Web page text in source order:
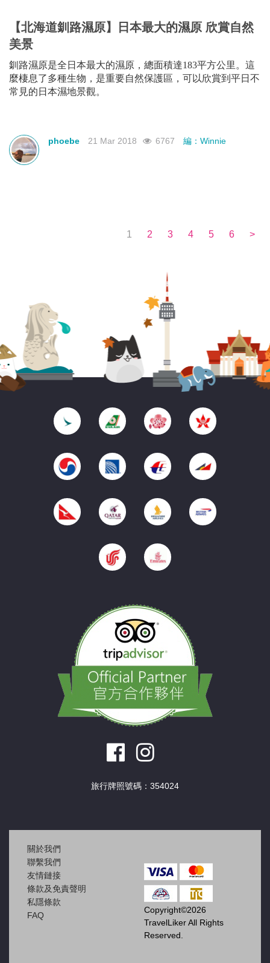
【北海道釧路濕原】日本最大的濕原 欣賞自然
美景
釧路濕原是全日本最大的濕原，總面積達183平方公里。這
麼棲息了多種生物，是重要自然保護區，可以欣賞到平日不
常見的日本濕地景觀。
phoebe 21 Mar 2018 6767 編：Winnie
1 2 3 4 5 6 >
旅行牌照號碼：354024
關於我們
聯繫我們
友情鏈接
條款及免責聲明
私隱條款
FAQ
Copyright©2026
TravelLiker All Rights
Reserved.